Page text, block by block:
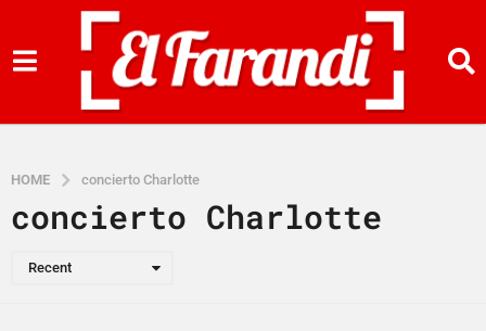
HOME concierto Charlotte
concierto Charlotte
Recent